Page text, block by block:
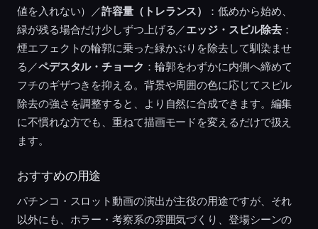
値を入れない）／許容量（トレランス）
：低めから始め、
緑が残る場合だけ少しずつ上げる／エッジ・スピル除去：
煙エフェクトの輪郭に乗った緑かぶりを除去して馴染ませ
る／ペデスタル・チョーク ：輪郭をわずかに内側へ締めて
フチのギザつきを抑える。背景や周囲の色に応じてスピル
除去の強さを調整すると、より自然に合成できます。編集
に不慣れな方でも、重ねて描画モードを変えるだけで扱え
ます。
おすすめの用途
パチンコ・スロット動画の演出が主役の用途ですが、それ
以外にも、ホラー・考察系の雰囲気づくり、登場シーンの